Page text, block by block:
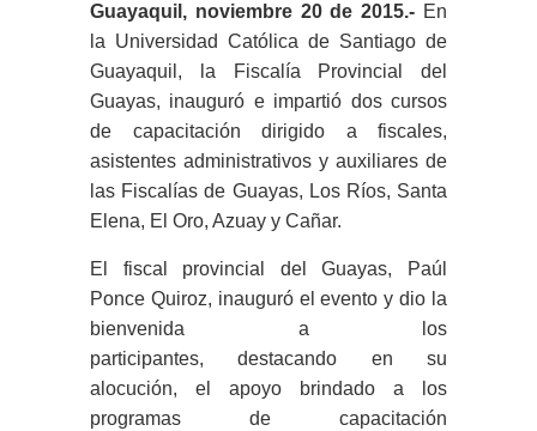
Guayaquil, noviembre 20 de 2015.- En
la Universidad Católica de Santiago de
Guayaquil, la Fiscalía Provincial del
Guayas, inauguró e impartió dos cursos
de capacitación dirigido a fiscales,
asistentes administrativos y auxiliares de
las Fiscalías de Guayas, Los Ríos, Santa
Elena, El Oro, Azuay y Cañar.
El fiscal provincial del Guayas, Paúl
Ponce Quiroz, inauguró el evento y dio la
bienvenida a los
participantes, destacando en su
alocución, el apoyo brindado a los
programas de capacitación